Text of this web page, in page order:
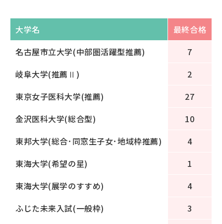
大学名
最終合格
名古屋市立大学(中部圏活躍型推薦)
7
岐阜大学(推薦Ⅱ)
2
東京女子医科大学(推薦)
27
金沢医科大学(総合型)
10
東邦大学(総合･同窓生子女･地域枠推薦)
4
東海大学(希望の星)
1
東海大学(展学のすすめ)
4
ふじた未来入試(一般枠)
3